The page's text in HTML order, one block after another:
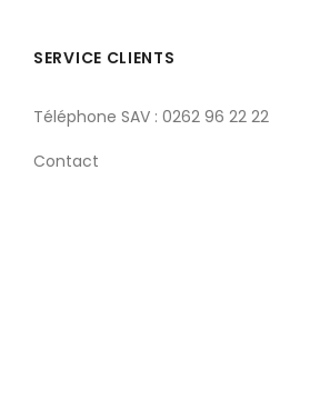
SERVICE CLIENTS
Téléphone SAV : 0262 96 22 22
Contact